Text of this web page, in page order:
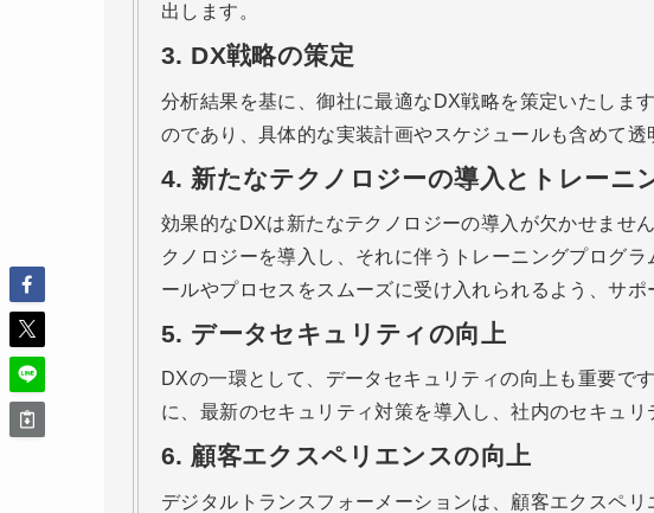
出します。
3. DX戦略の策定
分析結果を基に、御社に最適なDX戦略を策定いたしま
のであり、具体的な実装計画やスケジュールも含めて透
4. 新たなテクノロジーの導入とトレーニ
効果的なDXは新たなテクノロジーの導入が欠かせませ
クノロジーを導入し、それに伴うトレーニングプログ
ールやプロセスをスムーズに受け入れられるよう、サポ
5. データセキュリティの向上
DXの一環として、データセキュリティの向上も重要で
に、最新のセキュリティ対策を導入し、社内のセキュリ
6. 顧客エクスペリエンスの向上
デジタルトランスフォーメーションは、顧客エクスペ